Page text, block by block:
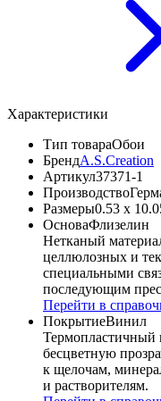
Характеристики
Тип товараОбои
БрендA.S.Creation
Артикул37371-1
Производство
Размеры0.53 x
ОсноваФлизелин
Нетканый
целлюлозных и
специальными
последующим
Перейти в
ПокрытиеВинил
Термопластичный
бесцветную
к щелочам,
и растворителям.